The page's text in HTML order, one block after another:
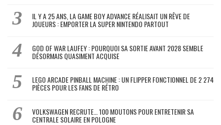
IL Y A 25 ANS, LA GAME BOY ADVANCE RÉALISAIT UN RÊVE DE
JOUEURS : EMPORTER LA SUPER NINTENDO PARTOUT
GOD OF WAR LAUFEY : POURQUOI SA SORTIE AVANT 2028 SEMBLE
DÉSORMAIS QUASIMENT ACQUISE
LEGO ARCADE PINBALL MACHINE : UN FLIPPER FONCTIONNEL DE 2 274
PIÈCES POUR LES FANS DE RÉTRO
VOLKSWAGEN RECRUTE… 100 MOUTONS POUR ENTRETENIR SA
CENTRALE SOLAIRE EN POLOGNE